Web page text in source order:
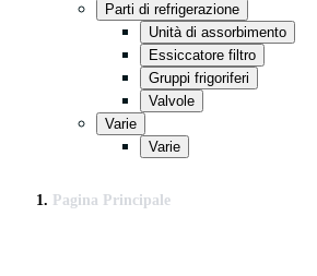
Parti di refrigerazione
Unità di assorbimento
Essiccatore filtro
Gruppi frigoriferi
Valvole
Varie
Varie
Pagina Principale